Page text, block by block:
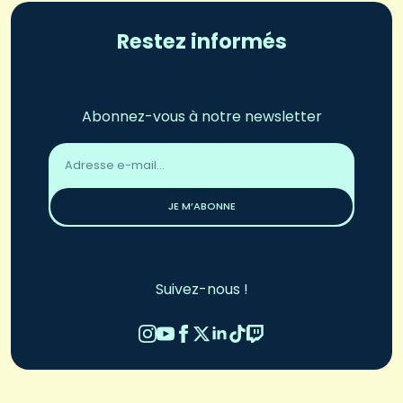
Restez informés
Abonnez-vous à notre newsletter
Adresse
email
JE M’ABONNE
Suivez-nous !